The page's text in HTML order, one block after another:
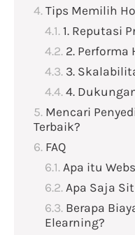
Tips Memilih
1. Reputasi
2. Performa
3.
4.
Mencari
Terbaik?
FAQ
Apa itu
Apa Saja
Berapa
Elearning?